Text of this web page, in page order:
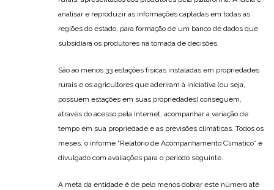
analisar e reproduzir as informações captadas em todas as
regiões do estado, para formação de um banco de dados que
subsidiará os produtores na tomada de decisões.
São ao menos 33 estações físicas instaladas em propriedades
rurais e os agricultores que aderiram à iniciativa (ou seja,
possuem estações em suas propriedades) conseguem,
através do acesso pela Internet, acompanhar a variação de
tempo em sua propriedade e as previsões climáticas. Todos os
meses, o informe “Relatório de Acompanhamento Climático” é
divulgado com avaliações para o período seguinte.
A meta da entidade é de pelo menos dobrar este número até